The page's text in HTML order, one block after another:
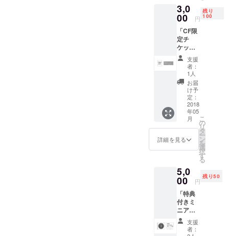
は要ら
ない！
ただた
だ公演
の実現
を応援
しま
す！！
！とい
う天使
のよう
な方
へ。 ＊
設定金
額は
3000円
から自
で、も
しよろ
ば1円で
も多く
支援し
ていた
だける
3,0
00 円
残り
100
「CF限
定チ
ケッ
ト」 ◯
チケッ
ト ◯サ
イン入
りお礼
ポスト
カード
(当日お
渡し) ＜
1枚
4000円
(当日
4500円)
ろ、ク
ラウド
ファン
ディン
グ特別
価格で
ご提供
させて
支援
者：
1人
お届
け予
定：
2018
年05
月
詳細を見る
こ
の
リ
タ
ー
ン
を
選
択
す
る
5,0
00 円
残り50
「特典
付きミ
ニアル
バム」
◯ミニ
支援
者：